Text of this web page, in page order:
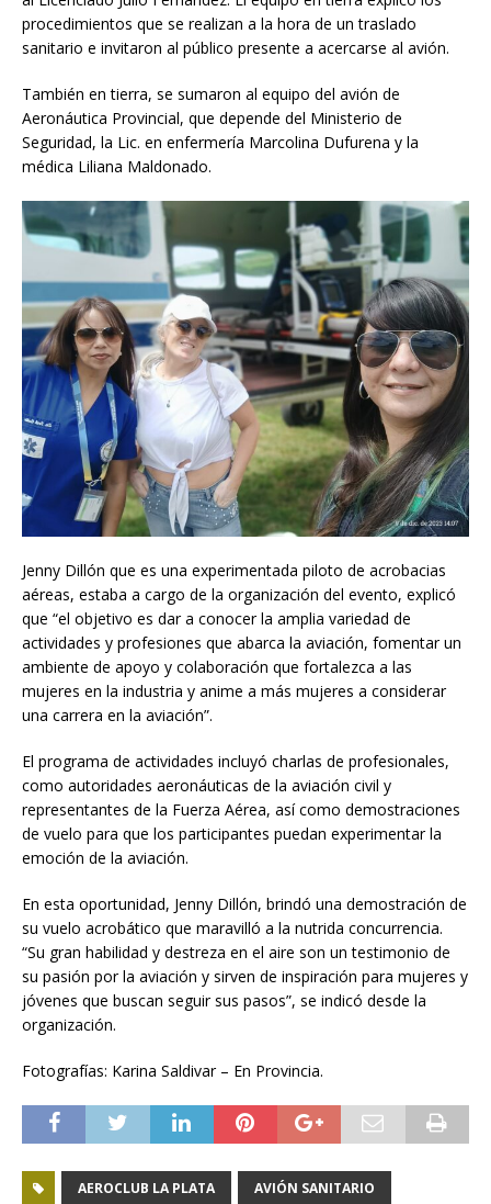
procedimientos que se realizan a la hora de un traslado
sanitario e invitaron al público presente a acercarse al avión.
También en tierra, se sumaron al equipo del avión de
Aeronáutica Provincial, que depende del Ministerio de
Seguridad, la Lic. en enfermería Marcolina Dufurena y la
médica Liliana Maldonado.
Jenny Dillón que es una experimentada piloto de acrobacias
aéreas, estaba a cargo de la organización del evento, explicó
que “el objetivo es dar a conocer la amplia variedad de
actividades y profesiones que abarca la aviación, fomentar un
ambiente de apoyo y colaboración que fortalezca a las
mujeres en la industria y anime a más mujeres a considerar
una carrera en la aviación”.
El programa de actividades incluyó charlas de profesionales,
como autoridades aeronáuticas de la aviación civil y
representantes de la Fuerza Aérea, así como demostraciones
de vuelo para que los participantes puedan experimentar la
emoción de la aviación.
En esta oportunidad, Jenny Dillón, brindó una demostración de
su vuelo acrobático que maravilló a la nutrida concurrencia.
“Su gran habilidad y destreza en el aire son un testimonio de
su pasión por la aviación y sirven de inspiración para mujeres y
jóvenes que buscan seguir sus pasos”, se indicó desde la
organización.
Fotografías: Karina Saldivar – En Provincia.
AEROCLUB LA PLATA AVIÓN SANITARIO